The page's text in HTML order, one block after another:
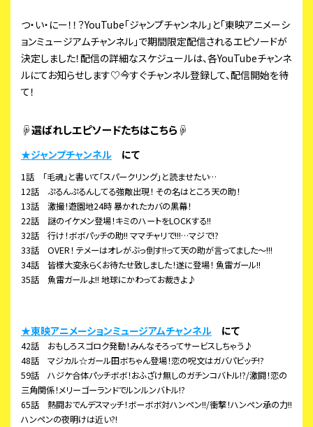
つ・い・にー！！？YouTube「ジャンプチャンネル」と「東映アニメーシ
ョンミュージアムチャンネル」で期間限定配信されるエピソードが
決定しました！配信の詳細なスケジュールは、各YouTubeチャンネ
ルにてお知らせします♡今すぐチャンネル登録して、配信開始を待
て！
☟選ばれしエピソードたちはこちら☟
★ジャンプチャンネル にて
1話 「毛魂」と書いて「スパークリング」と読ませたい…
12話 ぷるんぷるんしてる強敵出現！ その名はところ天の助！
13話 激撮！遊園地24時 暴かれたカバの黒幕！
22話 謎のイケメン登場！キミのハートをLOCKする!!
32話 行け！ボボパッチの助!! ママチャリで!!!…マジで!?
33話 OVER！ テメーはオレがぶっ倒す!!って天の助が言ってました～!!!
34話 皆様大変永らくお待たせ致しました！遂に登場！ 魚雷ガール!!
35話 魚雷ガールよ!! 地球にかわってお裁きよ♪
★東映アニメーションミュージアムチャンネル にて
42話 おもしろスゴロク発動！みんなそろってサービスしちゃう♪
48話 マジカル☆ガール田ボちゃん登場！恋の呪文はガバパビッチ!?
59話 ハジケ合体パッチボボ！おふざけ無しのガチンコバトル!?/激闘！恋の
三角関係！メリーゴーランドでルンルンバトル!?
65話 熱闘おでんデスマッチ！ボーボボ対ハンペン!!/衝撃！ハンペン承の力!!
ハンペンの夜明けは近い?!